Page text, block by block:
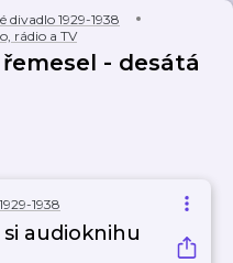
divadlo 1929-1938
rádio a TV
- desátá
1938
audioknihu